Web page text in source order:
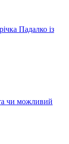
Падалко із
чи можливий